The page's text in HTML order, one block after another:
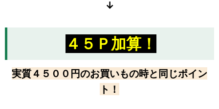
↓
４５Ｐ加算！
実質４５００円のお買いもの時と同じポイン
ト！